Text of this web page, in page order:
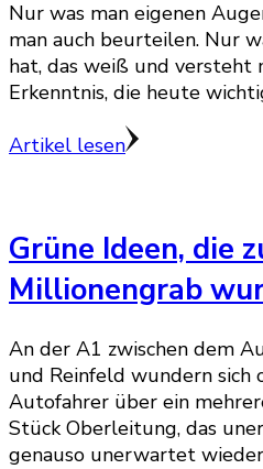
Nur was man eigenen
man auch beurteilen. Nur
hat, das weiß und versteht
Erkenntnis, die heute
Artikel lesen
Grüne Ideen, die
Millionengrab
An der A1 zwischen dem
und Reinfeld wundern sich
Autofahrer über ein
Stück Oberleitung, das
genauso unerwartet